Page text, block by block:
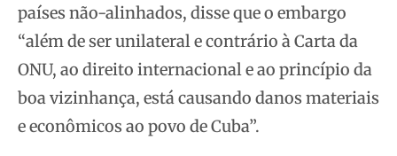
países não-alinhados, disse que o embargo
“além de ser unilateral e contrário à Carta da
ONU, ao direito internacional e ao princípio da
boa vizinhança, está causando danos materiais
e econômicos ao povo de Cuba”.